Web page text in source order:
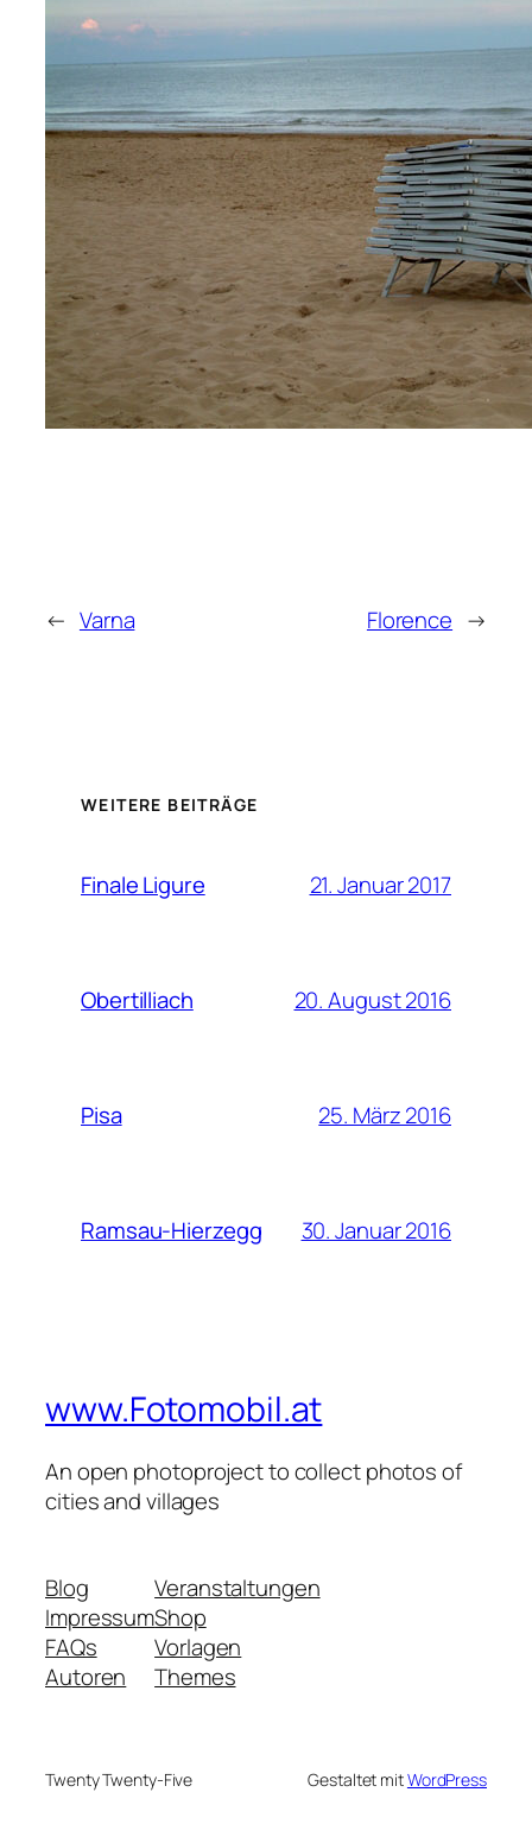
← Varna Florence →
WEITERE BEITRÄGE
Finale Ligure 21. Januar 2017
Obertilliach 20. August 2016
Pisa 25. März 2016
Ramsau-Hierzegg 30. Januar 2016
www.Fotomobil.at
An open photoproject to collect photos of
cities and villages
Blog
Impressum
FAQs
Autoren
Veranstaltungen
Shop
Vorlagen
Themes
Twenty Twenty-Five Gestaltet mitWordPress